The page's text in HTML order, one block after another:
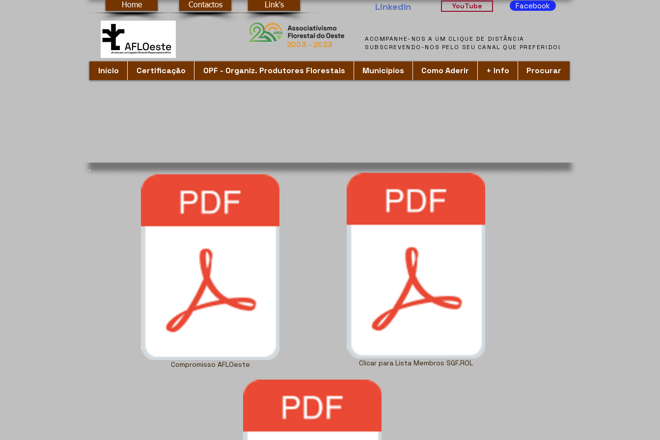
Home Contactos Link's
2003 - 2023
LinkedIn YouTube Facebook
ACOMPANHE-NOS A UM CLIQUE DE DISTÂNCIA
SUBSCREVENDO-NOS PELO SEU CANAL QUE PREFERIDO!
ACOMPANHE-NOS A UM CLIQUE DE DISTÂNCIA
SUBSCREVENDO-NOS PELO SEU CANAL QUE PREFERIDO!
Início Certificação OPF - Organiz. Produtores Florestais Municípios Como Aderir + Info Procurar
Clicar para Lista Membros SGF.ROL
Compromisso AFLOeste